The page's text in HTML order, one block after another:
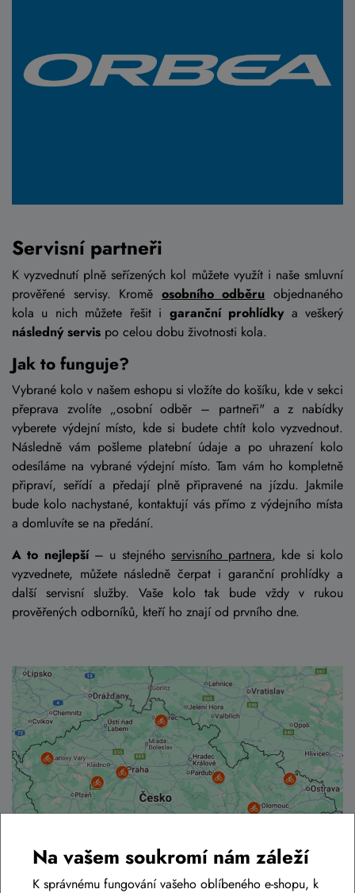
Servisní partneři
K vyzvednutí plně seřízených kol můžete využít i naše smluvní
prověřené servisy. Kromě osobního odběru objednaného
kola u nich můžete řešit i garanční prohlídky a veškerý
následný servis po celou dobu životnosti kola.
Jak to funguje?
Vybrané kolo v našem eshopu si vložíte do košíku, kde v sekci
přeprava zvolíte „osobní odběr – partneři" a z nabídky
vyberete výdejní místo, kde si budete chtít kolo vyzvednout.
Následně vám pošleme platební údaje a po uhrazení kolo
odesíláme na vybrané výdejní místo. Tam vám ho kompletně
připraví, seřídí a předají plně připravené na jízdu. Jakmile
bude kolo nachystané, kontaktují vás přímo z výdejního místa
a domluvíte se na předání.
A to nejlepší– u stejného servisního partnera, kde si kolo
vyzvednete, můžete následně čerpat i garanční prohlídky a
další servisní služby. Vaše kolo tak bude vždy v rukou
prověřených odborníků, kteří ho znají od prvního dne.
Na vašem soukromí nám záleží
K správnému fungování vašeho oblíbeného e-shopu, k